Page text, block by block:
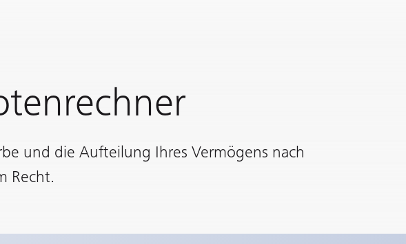
und die Aufteilung Ihres Vermögens nach
Recht.